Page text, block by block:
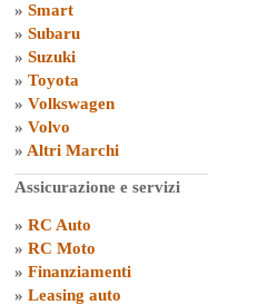
» Smart
» Subaru
» Suzuki
» Toyota
» Volkswagen
» Volvo
» Altri Marchi
Assicurazione e servizi
» RC Auto
» RC Moto
» Finanziamenti
» Leasing auto